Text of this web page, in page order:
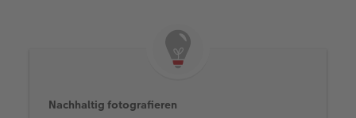
Nachhaltig fotografieren